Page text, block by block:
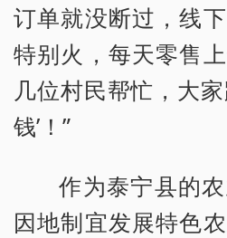
订单就没断过，线
特别火，每天零售
几位村民帮忙，大
钱’！”
作为泰宁县的
因地制宜发展特色